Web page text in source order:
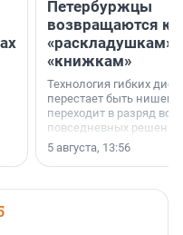
Петербуржцы
возвращаются к
«раскладушкам»
«книжкам»
Технология гибких
перестает быть
переходит в разряд
повседневных
5 августа, 13:56